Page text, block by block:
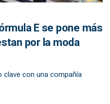
E se pone más
por la moda
con una compañía